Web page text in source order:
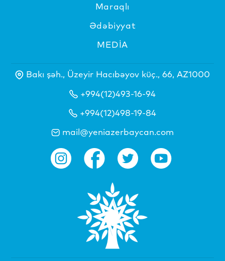
Maraqlı
Ədəbiyyat
MEDİA
Bakı şəh., Üzeyir Hacıbəyov küç., 66, AZ1000
+994(12)493-16-94
+994(12)498-19-84
mail@yeniazerbaycan.com